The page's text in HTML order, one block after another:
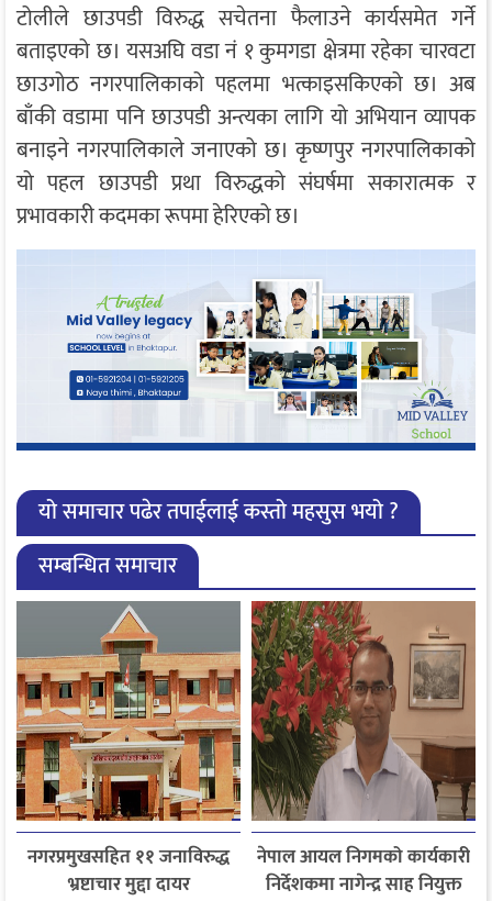
टोलीले छाउपडी विरुद्ध सचेतना फैलाउने कार्यसमेत गर्ने
बताइएको छ। यसअघि वडा नं १ कुमगडा क्षेत्रमा रहेका चारवटा
छाउगोठ नगरपालिकाको पहलमा भत्काइसकिएको छ। अब
बाँकी वडामा पनि छाउपडी अन्त्यका लागि यो अभियान व्यापक
बनाइने नगरपालिकाले जनाएको छ। कृष्णपुर नगरपालिकाको
यो पहल छाउपडी प्रथा विरुद्धको संघर्षमा सकारात्मक र
प्रभावकारी कदमका रूपमा हेरिएको छ।
यो समाचार पढेर तपाईलाई कस्तो महसुस भयो ?
सम्बन्धित समाचार
नगरप्रमुखसहित ११ जनाविरुद्ध
भ्रष्टाचार मुद्दा दायर
नेपाल आयल निगमको कार्यकारी
निर्देशकमा नागेन्द्र साह नियुक्त